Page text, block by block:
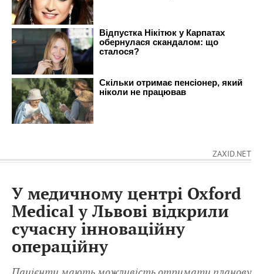
ZAXID.NET
У медичному центрі Oxford
Medical у Львові відкрили
сучасну інноваційну
операційну